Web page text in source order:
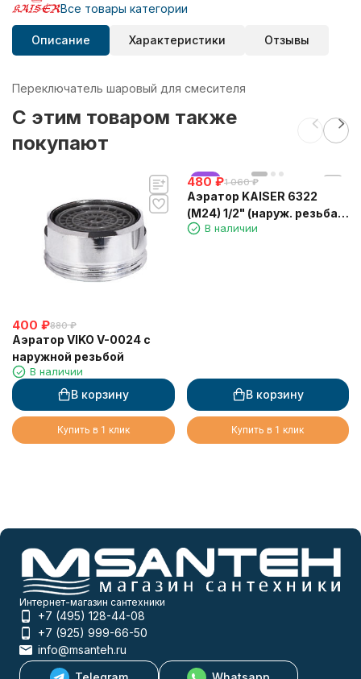
Все товары категории
Описание Характеристики Отзывы
Переключатель шаровый для смесителя
C этим товаром также
покупают
400 ₽880 ₽
Аэратор VIKO V-0024 c
наружной резьбой
В наличии
В корзину
Купить в 1 клик
хит
480 ₽1 060 ₽
Аэратор KAISER 6322
(М24) 1/2" (наруж. резьба)
М24*1В наличии
В корзину
Купить в 1 клик
Интернет-магазин сантехники
+7 (495) 128-44-08
+7 (925) 999-66-50
info@msanteh.ru